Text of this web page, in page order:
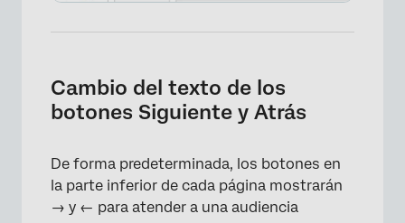
Cambio del texto de los
botones Siguiente y Atrás
De forma predeterminada, los botones en
la parte inferior de cada página mostrarán
→ y ← para atender a una audiencia